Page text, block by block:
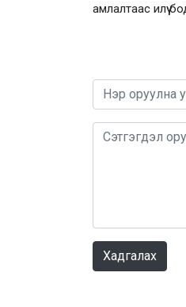
амлалтаас илүү
Хадгалах